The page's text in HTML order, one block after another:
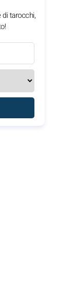
di tarocchi,